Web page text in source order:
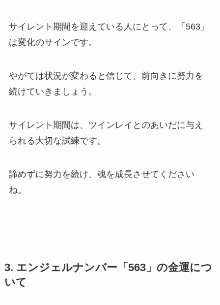
サイレント期間を迎えている人にとって、「563」
は変化のサインです。
やがては状況が変わると信じて、前向きに努力を
続けていきましょう。
サイレント期間は、ツインレイとのあいだに与え
られる大切な試練です。
諦めずに努力を続け、魂を成長させてください
ね。
3. エンジェルナンバー「563」の金運につ
いて